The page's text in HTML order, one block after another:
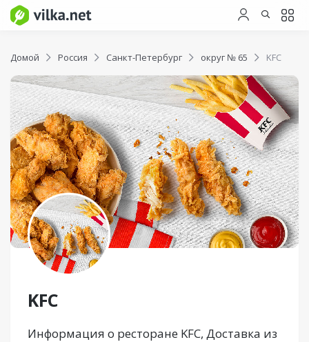
Домой Россия Санкт-Петербург округ № 65 KFC
KFC
Информация о ресторане KFC, Доставка из